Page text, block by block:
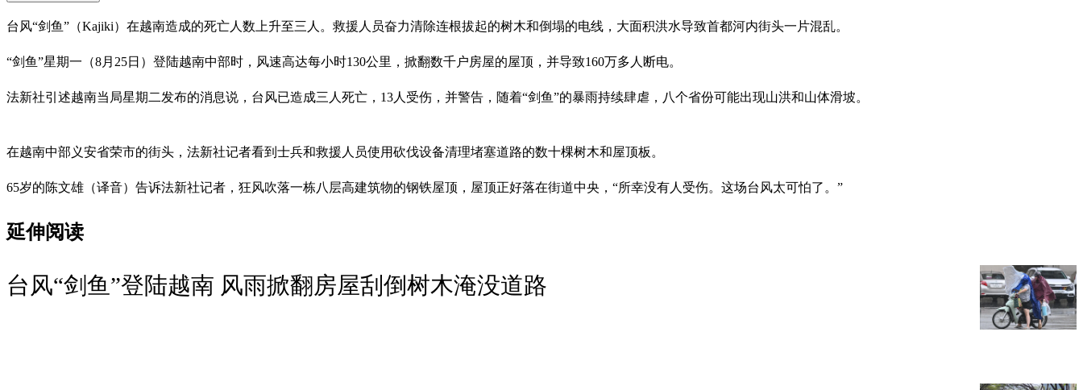
台风“剑鱼”（Kajiki）在越南造成的死亡人数上升至三人。救援人员奋力清除连根拔起的树木和倒塌的电线，大面积洪水导致首都河内街头一片混乱。
“剑鱼”星期一（8月25日）登陆越南中部时，风速高达每小时130公里，掀翻数千户房屋的屋顶，并导致160万多人断电。
法新社引述越南当局星期二发布的消息说，台风已造成三人死亡，13人受伤，并警告，随着“剑鱼”的暴雨持续肆虐，八个省份可能出现山洪和山体滑坡。
在越南中部义安省荣市的街头，法新社记者看到士兵和救援人员使用砍伐设备清理堵塞道路的数十棵树木和屋顶板。
65岁的陈文雄（译音）告诉法新社记者，狂风吹落一栋八层高建筑物的钢铁屋顶，屋顶正好落在街道中央，“所幸没有人受伤。这场台风太可怕了。”
延伸阅读
台风“剑鱼”登陆越南 风雨掀翻房屋刮倒树木淹没道路